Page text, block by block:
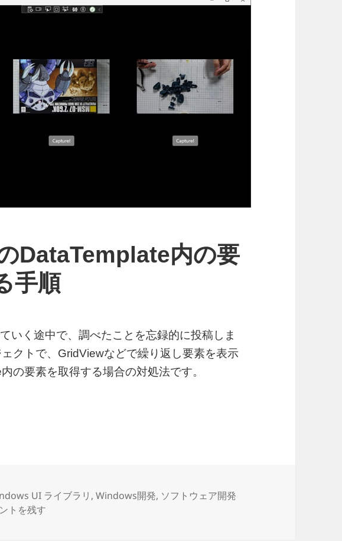
DataTemplate内の要
手順
いく途中で、調べたことを忘録的に投稿しま
クトで、GridViewなどで繰り返し要素を表示
の要素を取得する場合の対処法です。
内の要素を取得する手順
UI ライブラリ ,Windows開発, ソフトウェア開発
のDataTemplate内の要素を取得する手順 に
トを残す